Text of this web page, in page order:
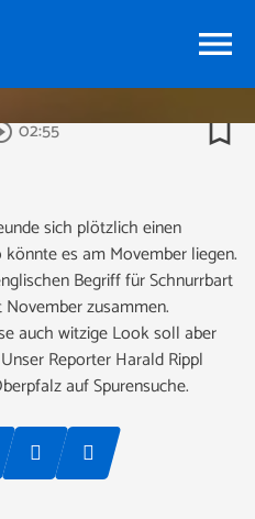
menu
02:55 bookmark_border
sich plötzlich einen
es am Movember liegen.
Begriff für Schnurrbart
zusammen.
auch witzige Look soll aber
Reporter Harald Rippl
auf Spurensuche.